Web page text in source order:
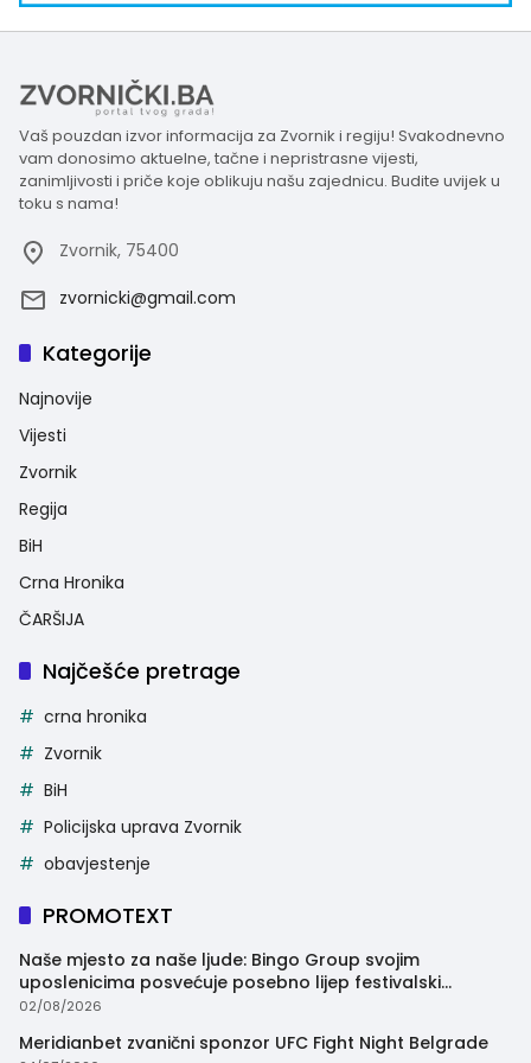
Vaš pouzdan izvor informacija za Zvornik i regiju! Svakodnevno
vam donosimo aktuelne, tačne i nepristrasne vijesti,
zanimljivosti i priče koje oblikuju našu zajednicu. Budite uvijek u
toku s nama!
Zvornik, 75400
zvornicki@gmail.com
Kategorije
Najnovije
Vijesti
Zvornik
Regija
BiH
Crna Hronika
ČARŠIJA
Najčešće pretrage
crna hronika
Zvornik
BiH
Policijska uprava Zvornik
obavjestenje
PROMOTEXT
Naše mjesto za naše ljude: Bingo Group svojim
uposlenicima posvećuje posebno lijep festivalski
trenutak
02/08/2026
Meridianbet zvanični sponzor UFC Fight Night Belgrade